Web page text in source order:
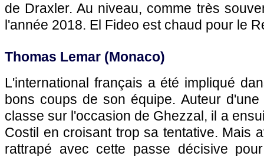
de Draxler. Au niveau, comme très
l'année 2018. El Fideo est chaud pour le
Thomas Lemar (Monaco)
L'international français a été impliqué
bons coups de son équipe. Auteur
classe sur l'occasion de Ghezzal, il a
Costil en croisant trop sa tentative. Mais
rattrapé avec cette passe décisive